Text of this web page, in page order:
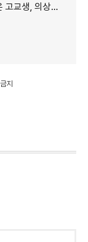
, 의상자 인정
지